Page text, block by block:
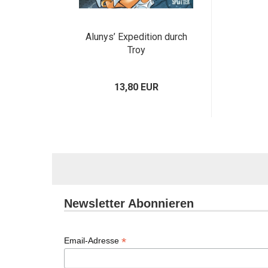
Alunys’ Expedition durch
Troy
13,80 EUR
Newsletter Abonnieren
Email-Adresse *